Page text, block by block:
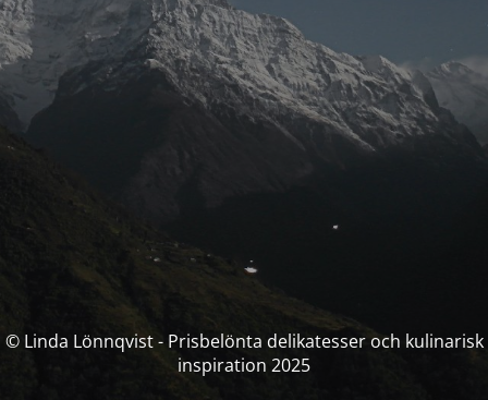
© Linda Lönnqvist - Prisbelönta delikatesser och kulinarisk
inspiration 2025